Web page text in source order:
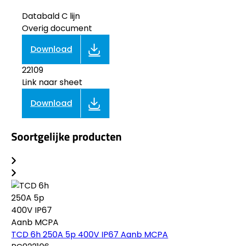
Databald C lijn
Overig document
Download
22109
Link naar sheet
Download
Soortgelijke producten
TCD 6h 250A 5p 400V IP67 Aanb MCPA